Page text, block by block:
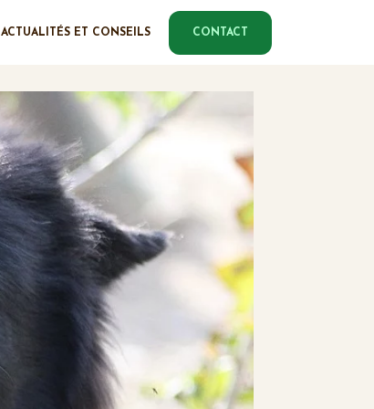
ACTUALITÉS ET CONSEILS CONTACT